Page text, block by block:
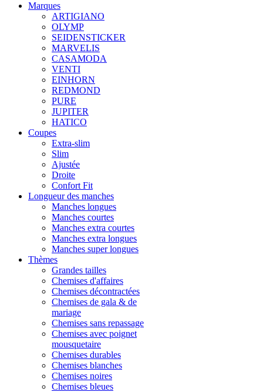
Marques
ARTIGIANO
OLYMP
SEIDENSTICKER
MARVELIS
CASAMODA
VENTI
EINHORN
REDMOND
PURE
JUPITER
HATICO
Coupes
Extra-slim
Slim
Ajustée
Droite
Confort Fit
Longueur des manches
Manches longues
Manches courtes
Manches extra courtes
Manches extra longues
Manches super longues
Thèmes
Grandes tailles
Chemises d'affaires
Chemises décontractées
Chemises de gala & de
mariage
Chemises sans repassage
Chemises avec poignet
mousquetaire
Chemises durables
Chemises blanches
Chemises noires
Chemises bleues